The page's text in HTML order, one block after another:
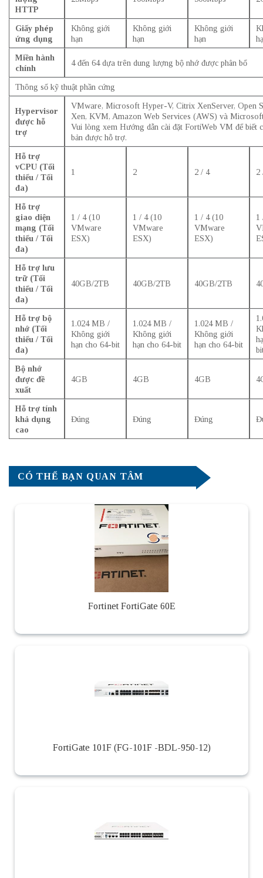
HTTP
Giấy phép
ứng dụng
Không giới
hạn
Không giới
hạn
Không giới
hạn
Miền hành
chính
4 đến 64 dựa trên dung lượng bộ nhớ được phân bổ
Thông số kỹ thuật phần cứng
Hypervisor
được hỗ
trợ
VMware, Microsoft Hyper-V, Citrix XenServer, Open
Xen, KVM, Amazon Web Services (AWS) và
Vui lòng xem Hướng dẫn cài đặt FortiWeb VM để biết
bản được hỗ trợ.
Hỗ trợ
vCPU (Tối
thiểu / Tối
đa)
1 2 2 / 4 2
Hỗ trợ
giao diện
mạng (Tối
thiểu / Tối
đa)
1 / 4 (10
VMware
ESX)
1 / 4 (10
VMware
ESX)
1 / 4 (10
VMware
ESX)
1
Hỗ trợ lưu
trữ (Tối
thiểu / Tối
đa)
40GB/2TB 40GB/2TB 40GB/2TB
Hỗ trợ bộ
nhớ (Tối
thiểu / Tối
đa)
1.024 MB /
Không giới
hạn cho 64-bit
1.024 MB /
Không giới
hạn cho 64-bit
1.024 MB /
Không giới
hạn cho 64-bit
Bộ nhớ
được đề
xuất
4GB 4GB 4GB
Hỗ trợ tính
khả dụng
cao
Đúng Đúng Đúng
CÓ THỂ BẠN QUAN TÂM
Fortinet FortiGate 60E
FortiGate 101F (FG-101F -BDL-950-12)